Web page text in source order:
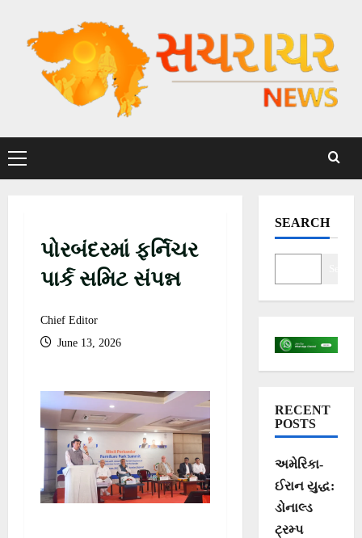
c
r
પોરબંદરમાં ફર્નિચર
પાર્ક સમિટ સંપન્ન
Chief Editor
June 13, 2026
SEARCH
RECENT
POSTS
અમેરિકા-
ઈરાન યુદ્ધ:
ડોનાલ્ડ
ટ્રમ્પ